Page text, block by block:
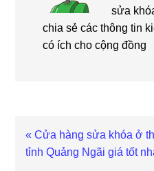
sửa
chia sẻ các thông tin
có ích cho cộng đồng
Bài
viết
« Cửa hàng sửa khóa ở
tỉnh Quảng Ngãi giá tốt